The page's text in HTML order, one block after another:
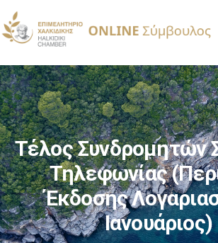
Τέλος Συνδρομητών
Τηλεφωνίας
Έκδοσης
Ιανουάριος)